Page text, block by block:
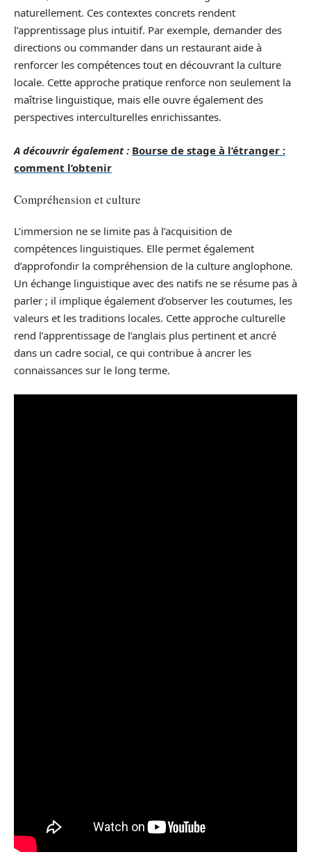
naturellement. Ces contextes concrets rendent
l’apprentissage plus intuitif. Par exemple, demander des
directions ou commander dans un restaurant aide à
renforcer les compétences tout en découvrant la culture
locale. Cette approche pratique renforce non seulement la
maîtrise linguistique, mais elle ouvre également des
perspectives interculturelles enrichissantes.
A découvrir également : Bourse de stage à l’étranger :
comment l’obtenir
Compréhension et culture
L’immersion ne se limite pas à l’acquisition de
compétences linguistiques. Elle permet également
d’approfondir la compréhension de la culture anglophone.
Un échange linguistique avec des natifs ne se résume pas à
parler ; il implique également d’observer les coutumes, les
valeurs et les traditions locales. Cette approche culturelle
rend l’apprentissage de l’anglais plus pertinent et ancré
dans un cadre social, ce qui contribue à ancrer les
connaissances sur le long terme.